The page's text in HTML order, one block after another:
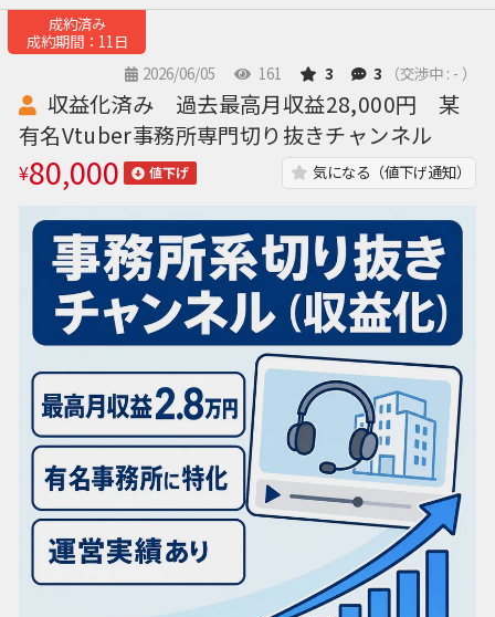
成約済み
成約期間：11日
2026/06/05
161 3 3 （交渉中 : - ）
収益化済み 過去最高月収益28,000円 某
有名Vtuber事務所専門切り抜きチャンネル
¥80,000 値下げ 気になる（値下げ通知）